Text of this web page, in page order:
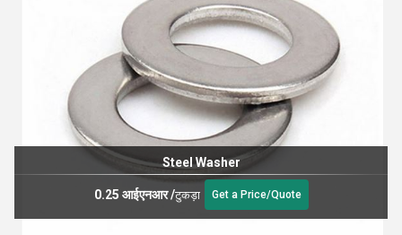
Steel Washer
0.25 आईएनआर/टुकड़ा Get a Price/Quote